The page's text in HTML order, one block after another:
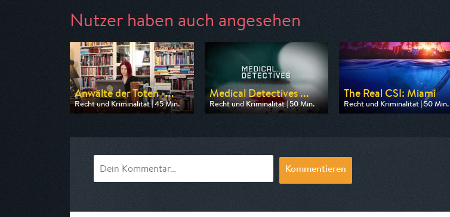
Nutzer haben auch angesehen
Anwälte der Toten -...
Recht und Kriminalität | 45 Min.
Ausgestrahlt von n-tv
Medical Detectives ...
Recht und Kriminalität | 50 Min.
Ausgestrahlt von Nitro
The Real CSI: Miami
Recht und Kriminalität | 50 Min.
Ausgestrahlt von Nitro
Kommentieren